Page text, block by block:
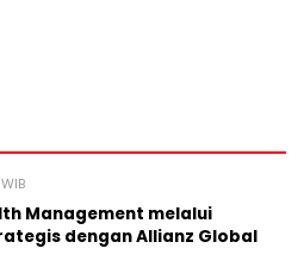
Management melalui
dengan Allianz Global